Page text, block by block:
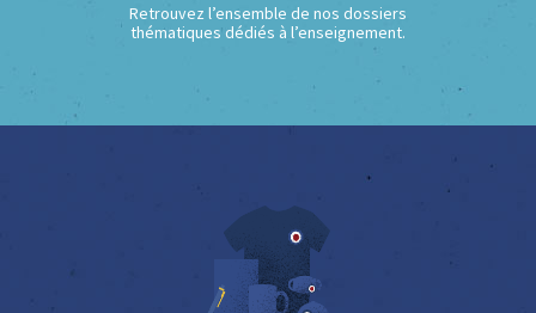
Retrouvez l’ensemble de nos dossiers
thématiques dédiés à l’enseignement.